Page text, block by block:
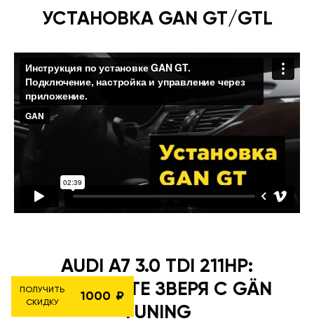
УСТАНОВКА GAN GT/GTL
AUDI A7 3.0 TDI 211HP:
РАСКРОЙТЕ ЗВЕРЯ С GÄN
TUNING
ПОЛУЧИТЬ
СКИДКУ
1000